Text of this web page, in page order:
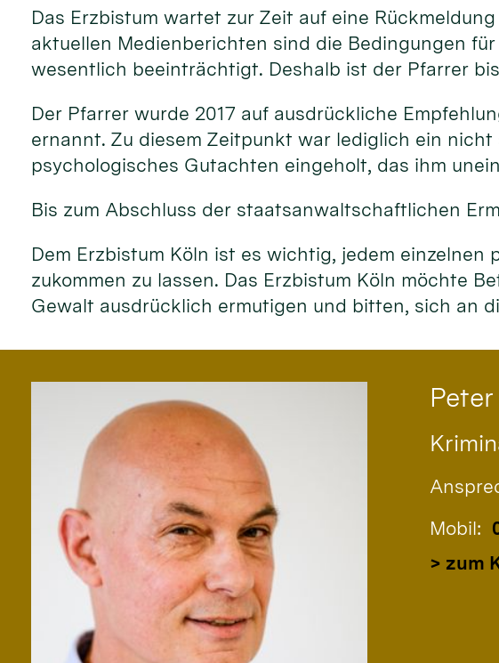
Das Erzbistum wartet zur Zeit auf eine
aktuellen Medienberichten sind die Bedingungen
wesentlich beeinträchtigt. Deshalb ist der Pfarrer
Der Pfarrer wurde 2017 auf ausdrückliche
ernannt. Zu diesem Zeitpunkt war lediglich ein
psychologisches Gutachten eingeholt, das ihm
Bis zum Abschluss der staatsanwaltschaftlichen
Dem Erzbistum Köln ist es wichtig, jedem
zukommen zu lassen. Das Erzbistum Köln möchte
Gewalt ausdrücklich ermutigen und bitten, sich an
Peter
Mobil:
> zum